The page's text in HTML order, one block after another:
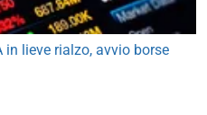
in lieve rialzo, avvio borse